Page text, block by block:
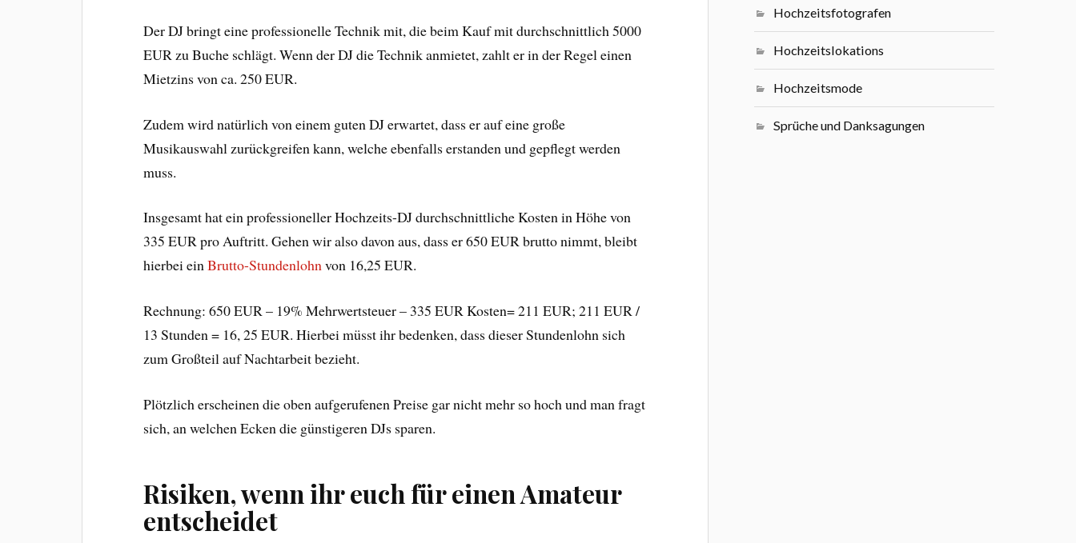
Der DJ bringt eine professionelle Technik mit, die beim Kauf mit durchschnittlich 5000
EUR zu Buche schlägt. Wenn der DJ die Technik anmietet, zahlt er in der Regel einen
Mietzins von ca. 250 EUR.
Zudem wird natürlich von einem guten DJ erwartet, dass er auf eine große
Musikauswahl zurückgreifen kann, welche ebenfalls erstanden und gepflegt werden
muss.
Insgesamt hat ein professioneller Hochzeits-DJ durchschnittliche Kosten in Höhe von
335 EUR pro Auftritt. Gehen wir also davon aus, dass er 650 EUR brutto nimmt, bleibt
hierbei einBrutto-Stundenlohnvon 16,25 EUR.
Rechnung: 650 EUR – 19% Mehrwertsteuer – 335 EUR Kosten= 211 EUR; 211 EUR /
13 Stunden = 16, 25 EUR. Hierbei müsst ihr bedenken, dass dieser Stundenlohn sich
zum Großteil auf Nachtarbeit bezieht.
Plötzlich erscheinen die oben aufgerufenen Preise gar nicht mehr so hoch und man fragt
sich, an welchen Ecken die günstigeren DJs sparen.
Risiken, wenn ihr euch für einen Amateur
entscheidet
Hochzeitsfotografen
Hochzeitslokations
Hochzeitsmode
Sprüche und Danksagungen